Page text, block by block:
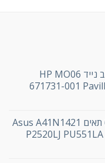
סוללה מקורית 6 תאים למחשב נייד HP MO06
671731-001
סוללה חליפית למחשב נייד 6 תאים Asus A41N1421
P2520LJ